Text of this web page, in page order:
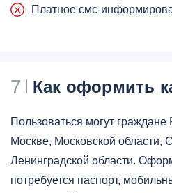
Платное смс-
7 Как оформить
Пользоваться могут
Москве, Московской области,
Ленинградской области.
потребуется паспорт,